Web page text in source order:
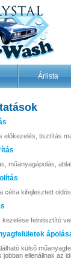
Árlista
előkezelés, tisztítás
műanyagápolás,
célra kifejlesztett
kezelése felnitisztító
külső
jobban ellenállnak az